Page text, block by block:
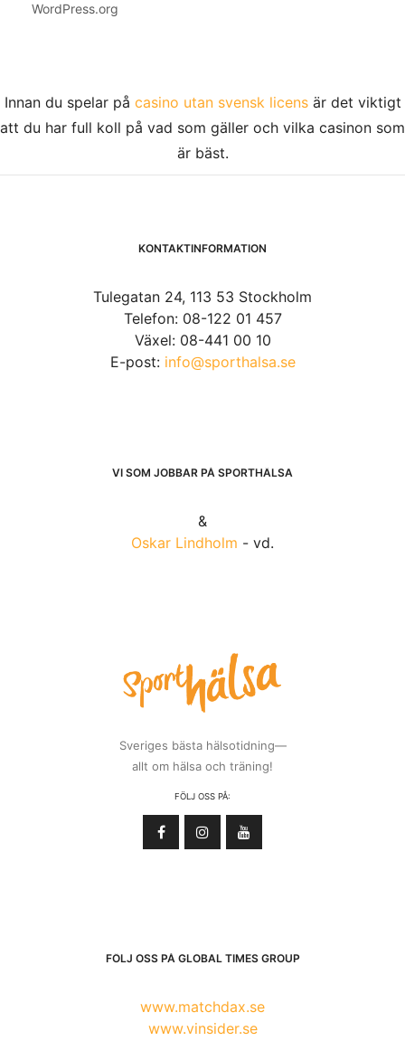
WordPress.org
Innan du spelar på casino utan svensk licensär det viktigt
att du har full koll på vad som gäller och vilka casinon som
är bäst.
KONTAKTINFORMATION
Tulegatan 24, 113 53 Stockholm
Telefon: 08-122 01 457
Växel: 08-441 00 10
E-post: info@sporthalsa.se
VI SOM JOBBAR PÅ SPORTHÄLSA
&
Oskar Lindholm - vd.
Sveriges bästa hälsotidning—
allt om hälsa och träning!
FÖLJ OSS PÅ:
FÖLJ OSS PÅ GLOBAL TIMES GROUP
www.matchdax.se
www.vinsider.se